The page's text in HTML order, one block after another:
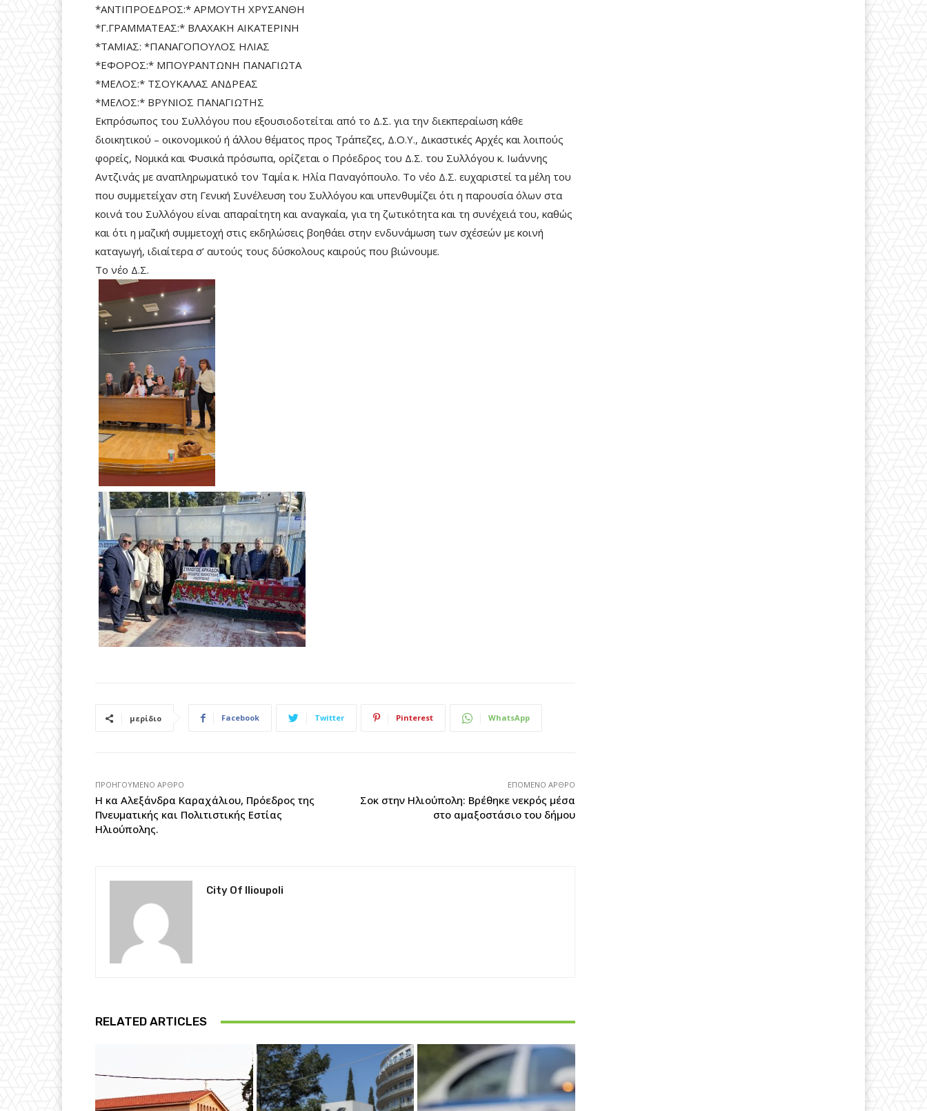
*ΑΝΤΙΠΡΟΕΔΡΟΣ:* ΑΡΜΟΥΤΗ ΧΡΥΣΑΝΘΗ
*Γ.ΓΡΑΜΜΑΤΕΑΣ:* ΒΛΑΧΑΚΗ ΑΙΚΑΤΕΡΙΝΗ
*ΤΑΜΙΑΣ: *ΠΑΝΑΓΟΠΟΥΛΟΣ ΗΛΙΑΣ
*ΕΦΟΡΟΣ:* ΜΠΟΥΡΑΝΤΩΝΗ ΠΑΝΑΓΙΩΤΑ
*ΜΕΛΟΣ:* ΤΣΟΥΚΑΛΑΣ ΑΝΔΡΕΑΣ
*ΜΕΛΟΣ:* ΒΡΥΝΙΟΣ ΠΑΝΑΓΙΩΤΗΣ
Εκπρόσωπος του Συλλόγου που εξουσιοδοτείται από το Δ.Σ. για την διεκπεραίωση κάθε
διοικητικού – οικονομικού ή άλλου θέματος προς Τράπεζες, Δ.Ο.Υ., Δικαστικές Αρχές και λοιπούς
φορείς, Νομικά και Φυσικά πρόσωπα, ορίζεται ο Πρόεδρος του Δ.Σ. του Συλλόγου κ. Ιωάννης
Αντζινάς με αναπληρωματικό τον Ταμία κ. Ηλία Παναγόπουλο. Το νέο Δ.Σ. ευχαριστεί τα μέλη του
που συμμετείχαν στη Γενική Συνέλευση του Συλλόγου και υπενθυμίζει ότι η παρουσία όλων στα
κοινά του Συλλόγου είναι απαραίτητη και αναγκαία, για τη ζωτικότητα και τη συνέχειά του, καθώς
και ότι η μαζική συμμετοχή στις εκδηλώσεις βοηθάει στην ενδυνάμωση των σχέσεών με κοινή
καταγωγή, ιδιαίτερα σ’ αυτούς τους δύσκολους καιρούς που βιώνουμε.
Το νέο Δ.Σ.
μερίδιο Facebook Twitter Pinterest WhatsApp
ΠΡΟΗΓΟΎΜΕΝΟ ΆΡΘΡΟ
Η κα Αλεξάνδρα Καραχάλιου, Πρόεδρος της
Πνευματικής και Πολιτιστικής Εστίας
Ηλιούπολης.
ΕΠΌΜΕΝΟ ΆΡΘΡΟ
Σοκ στην Ηλιούπολη: Βρέθηκε νεκρός μέσα
στο αμαξοστάσιο του δήμου
City Of Ilioupoli
RELATED ARTICLES